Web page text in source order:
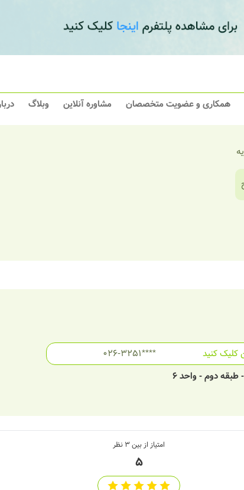
همکاری و عضویت متخصصان مشاوره آنلاین وبلاگ
026-3251****
کلیک کنید
دوم - واحد 6
امتیاز از بین 3 نظر
5